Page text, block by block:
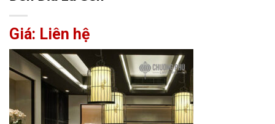
Giá: Liên hệ